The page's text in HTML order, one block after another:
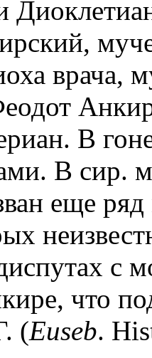
врача,
В
В сир.
еще
с
что
(Euseb.